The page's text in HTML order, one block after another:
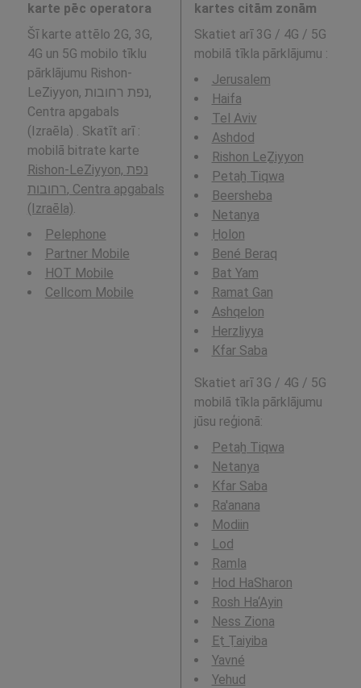
karte pēc operatora
Šī karte attēlo 2G, 3G,
4G un 5G mobilo tīklu
pārklājumu Rishon-
LeZiyyon, נפת רחובות,
Centra apgabals
(Izraēla) . Skatīt arī :
mobilā bitrate karte
Rishon-LeZiyyon, נפת
רחובות, Centra apgabals
(Izraēla).
Pelephone
Partner Mobile
HOT Mobile
Cellcom Mobile
kartes citām zonām
Skatiet arī 3G / 4G / 5G
mobilā tīkla pārklājumu :
Jerusalem
Haifa
Tel Aviv
Ashdod
Rishon LeẔiyyon
Petaẖ Tiqwa
Beersheba
Netanya
H̱olon
Bené Beraq
Bat Yam
Ramat Gan
Ashqelon
Herzliyya
Kfar Saba
Skatiet arī 3G / 4G / 5G
mobilā tīkla pārklājumu
jūsu reģionā:
Petaẖ Tiqwa
Netanya
Kfar Saba
Ra'anana
Modiin
Lod
Ramla
Hod HaSharon
Rosh Ha‘Ayin
Ness Ziona
Eṭ Ṭaiyiba
Yavné
Yehud